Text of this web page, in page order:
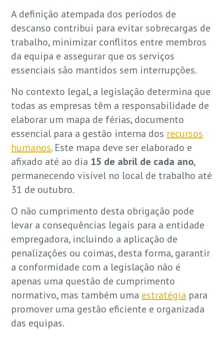
A definição atempada dos períodos de
descanso contribui para evitar sobrecargas de
trabalho, minimizar conflitos entre membros
da equipa e assegurar que os serviços
essenciais são mantidos sem interrupções.
No contexto legal, a legislação determina que
todas as empresas têm a responsabilidade de
elaborar um mapa de férias, documento
essencial para a gestão interna dos recursos
humanos. Este mapa deve ser elaborado e
afixado até ao dia 15 de abril de cada ano,
permanecendo visível no local de trabalho até
31 de outubro.
O não cumprimento desta obrigação pode
levar a consequências legais para a entidade
empregadora, incluindo a aplicação de
penalizações ou coimas, desta forma, garantir
a conformidade com a legislação não é
apenas uma questão de cumprimento
normativo, mas também uma estratégia para
promover uma gestão eficiente e organizada
das equipas.